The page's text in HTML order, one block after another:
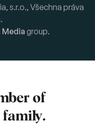
s.r.o., Všechna práva
Media group.
of
family.